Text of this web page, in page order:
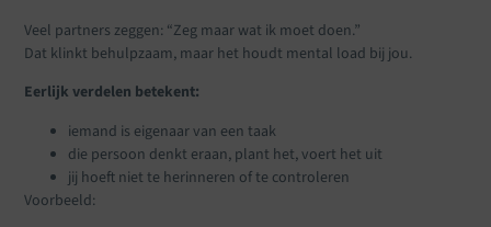
Veel partners zeggen: “Zeg maar wat ik moet doen.”
Dat klinkt behulpzaam, maar het houdt mental load bij jou.
Eerlijk verdelen betekent:
iemand is eigenaar van een taak
die persoon denkt eraan, plant het, voert het uit
jij hoeft niet te herinneren of te controleren
Voorbeeld: